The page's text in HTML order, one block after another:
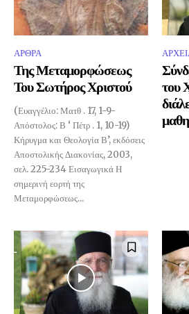
ΑΡΘΡΑ
Της Μεταμορφώσεως
Του Σωτήρος Χριστού
(Ευαγγέλιο: Ματθ . 17, 1-9-
Απόστολος: Β ‘ Πέτρ . 1, 10-19)
Κήρυγμα και Θεολογία Β’, εκδόσεις
Αποστολικής Διακονίας, 2003,
σελ. 225-234 Εισαγωγικά Η
σημερινή εορτή της
Μεταμορφώσεως...
του